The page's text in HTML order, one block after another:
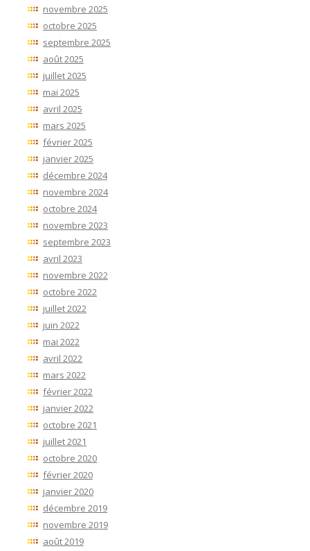
novembre 2025
octobre 2025
septembre 2025
août 2025
juillet 2025
mai 2025
avril 2025
mars 2025
février 2025
janvier 2025
décembre 2024
novembre 2024
octobre 2024
novembre 2023
septembre 2023
avril 2023
novembre 2022
octobre 2022
juillet 2022
juin 2022
mai 2022
avril 2022
mars 2022
février 2022
janvier 2022
octobre 2021
juillet 2021
octobre 2020
février 2020
janvier 2020
décembre 2019
novembre 2019
août 2019